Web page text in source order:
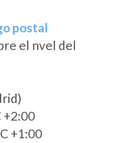
postal
el nvel del
+2:00
+1:00